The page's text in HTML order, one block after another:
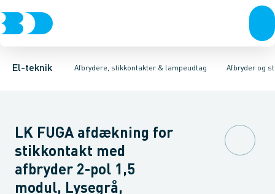
El-teknik Afbrydere, stikkontakter & lampeudtag
Afbrydere, stikkontakter & lampeudtagForgreningsmateriel
Afbryder og
Afbryder og stikdåsemateriel
Afbryder og stikkontakt kombinationInstallationsafbryder
LK FUGA afdækning for
stikkontakt med
afbryder 2-pol 1,5
modul, Lysegrå,